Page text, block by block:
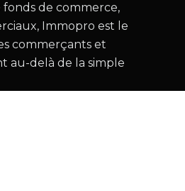
fonds de commerce,
Immopro est le
commerçants et
au-delà de la simple